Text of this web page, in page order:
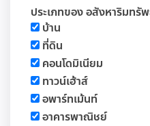
ประเภทของ อสังหาริมทรั
บ้าน
ที่ดิน
คอนโดมิเนียม
ทาวน์เฮ้าส์
อพาร์ทเม้นท์
อาคารพาณิชย์